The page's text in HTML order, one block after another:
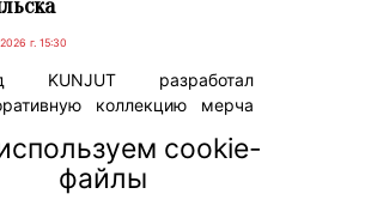
г. 15:30
KUNJUT разработал
коллекцию мерча
занимающейся
современного
cookie-
файлы